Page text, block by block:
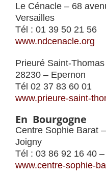
Le Cénacle – 68
Versailles
Tél : 01 39 50 21 56
www.ndcenacle.org
Prieuré Saint-
28230 – Epernon
Tél 02 37 83 60 01
www.prieure-saint-
En Bourgogne
Centre Sophie Barat
Joigny
Tél : 03 86 92 16 40 –
www.centre-sophie-